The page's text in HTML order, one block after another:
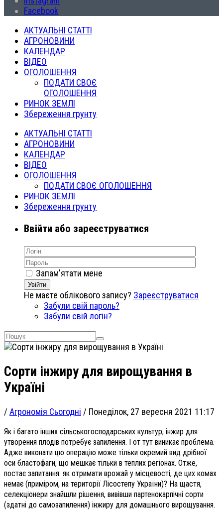
Facebook
АКТУАЛЬНІ СТАТТІ
АГРОНОВИНИ
КАЛЕНДАР
ВІДЕО
ОГОЛОШЕННЯ
ПОДАТИ СВОЄ
ОГОЛОШЕННЯ
РИНОК ЗЕМЛІ
Збереження грунту
АКТУАЛЬНІ СТАТТІ
АГРОНОВИНИ
КАЛЕНДАР
ВІДЕО
ОГОЛОШЕННЯ
ПОДАТИ СВОЄ ОГОЛОШЕННЯ
РИНОК ЗЕМЛІ
Збереження грунту
Ввійти або зареєструватися
Запам'ятати мене
Увійти
Не маєте облікового запису? Зареєструватися
Забули свій пароль?
Забули свій логін?
Сорти інжиру для вирощування в
Україні
/ Агрономія Сьогодні / Понеділок, 27 вересня 2021 11:17
Як і багато інших сільськогосподарських культур, інжир для
утворення плодів потребує запилення. І от тут виникає проблема.
Адже виконати цю операцію може тільки окремий вид дрібної
оси бластофаги, що мешкає тільки в теплих регіонах. Отже,
постає запитання: як отримати врожай у місцевості, де цих комах
немає (приміром, на території Лісостепу України)? На щастя,
селекціонери знайшли рішення, вивівши партенокарпічні сорти
(здатні до самозапилення) інжиру для домашнього вирощування.